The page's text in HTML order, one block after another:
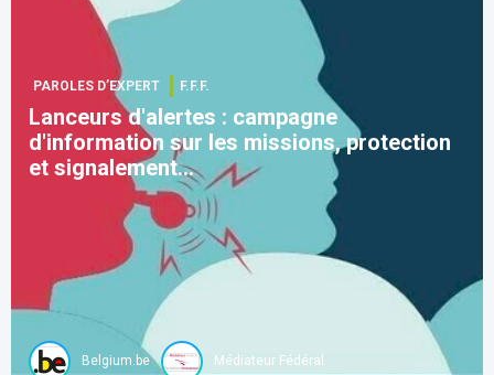
PAROLES D’EXPERT F.F.F.
Lanceurs d'alertes : campagne
d'information sur les missions, protection
et signalement...
Belgium.be Médiateur Fédéral